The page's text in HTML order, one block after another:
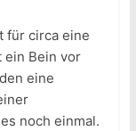
für circa eine
ein Bein vor
eine
noch einmal.